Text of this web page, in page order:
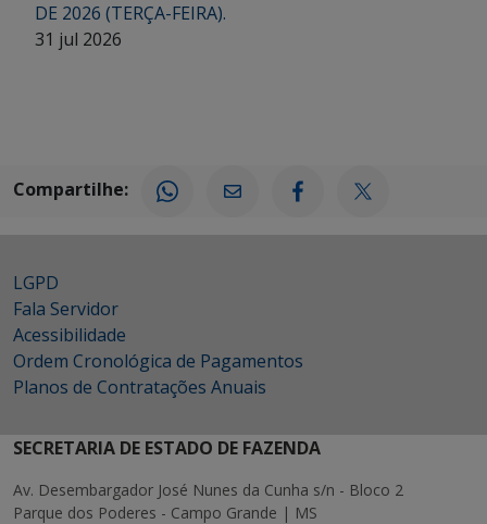
DE 2026 (TERÇA-FEIRA).
31 jul 2026
Compartilhe:
LGPD
Fala Servidor
Acessibilidade
Ordem Cronológica de Pagamentos
Planos de Contratações Anuais
SECRETARIA DE ESTADO DE FAZENDA
Av. Desembargador José Nunes da Cunha s/n - Bloco 2
Parque dos Poderes - Campo Grande | MS